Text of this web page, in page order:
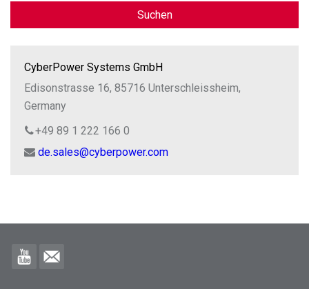
Suchen
CyberPower Systems GmbH
Edisonstrasse 16, 85716 Unterschleissheim,
Germany
+49 89 1 222 166 0
de.sales@cyberpower.com